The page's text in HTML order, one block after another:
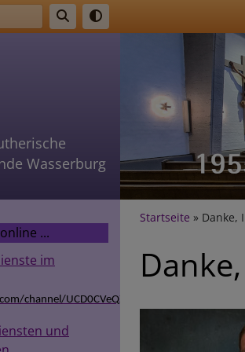
Wasserburg
...
im
channel/UCD0CVeQZSg9hODT9EIzv24Q
und
Startseite Danke,